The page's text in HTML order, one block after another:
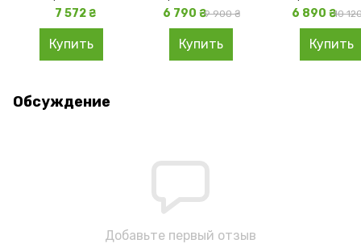
WG150EQ (Sunburst) в
7 572 ₴
Купить
AMS40EQ (Natural) в
6 790 ₴ 9 900 ₴
Купить
WMS41EQ
6 890 ₴ 10
Купить
Обсуждение
Добавьте первый отзыв